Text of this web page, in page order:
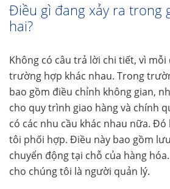
Điều gì đang xảy ra trong
hai?
Không có câu trả lời chi tiết, vì mỗi
trường hợp khác nhau. Trong
bao gồm điều chỉnh không gian,
cho quy trình giao hàng và chính
có các nhu cầu khác nhau nữa.
tôi phối hợp. Điều này bao gồm
chuyển động tại chỗ của hàng
cho chúng tôi là người quản lý.